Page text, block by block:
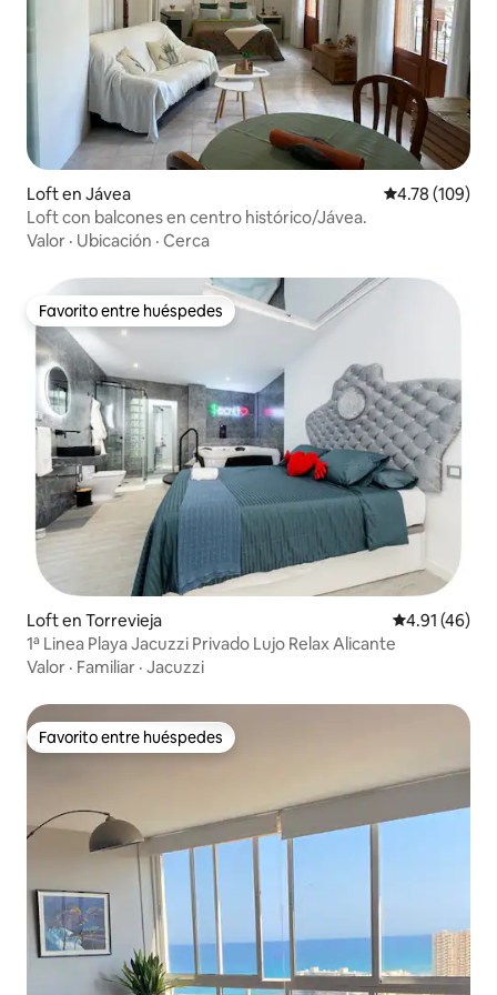
Loft en Jávea Calificación
4.78 (109)
Loft con balcones en centro histórico/Jávea.
Valor · Ubicación · Cerca
Favorito entre huéspedes
Favorito entre huéspedes
Loft en Torrevieja Calificación
4.91 (46)
1ª Linea Playa Jacuzzi Privado Lujo Relax Alicante
Valor · Familiar · Jacuzzi
Favorito entre huéspedes
Favorito entre huéspedes